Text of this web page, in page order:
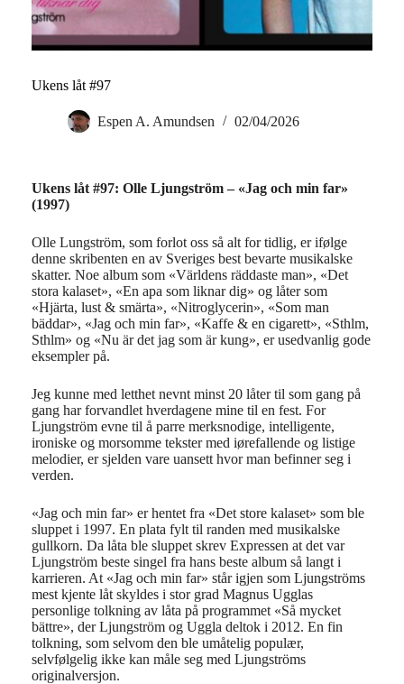
Ukens låt #97
Espen A. Amundsen 02/04/2026
Ukens låt #97: Olle Ljungström – «Jag och min far»
(1997)
Olle Lungström, som forlot oss så alt for tidlig, er ifølge
denne skribenten en av Sveriges best bevarte musikalske
skatter. Noe album som «Världens räddaste man», «Det
stora kalaset», «En apa som liknar dig» og låter som
«Hjärta, lust & smärta», «Nitroglycerin», «Som man
bäddar», «Jag och min far», «Kaffe & en cigarett», «Sthlm,
Sthlm» og «Nu är det jag som är kung», er usedvanlig gode
eksempler på.
Jeg kunne med letthet nevnt minst 20 låter til som gang på
gang har forvandlet hverdagene mine til en fest. For
Ljungström evne til å parre merksnodige, intelligente,
ironiske og morsomme tekster med iørefallende og listige
melodier, er sjelden vare uansett hvor man befinner seg i
verden.
«Jag och min far» er hentet fra «Det store kalaset» som ble
sluppet i 1997. En plata fylt til randen med musikalske
gullkorn. Da låta ble sluppet skrev Expressen at det var
Ljungström beste singel fra hans beste album så langt i
karrieren. At «Jag och min far» står igjen som Ljungströms
mest kjente låt skyldes i stor grad Magnus Ugglas
personlige tolkning av låta på programmet «Så mycket
bättre», der Ljungström og Uggla deltok i 2012. En fin
tolkning, som selvom den ble umåtelig populær,
selvfølgelig ikke kan måle seg med Ljungströms
originalversjon.